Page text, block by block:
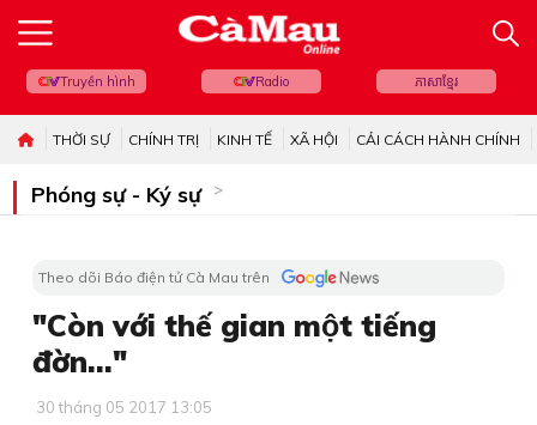
Truyền hình Radio ភាសាខ្មែរ
THỜI SỰ CHÍNH TRỊ KINH TẾ XÃ HỘI CẢI CÁCH HÀNH CHÍNH
Phóng sự - Ký sự
Theo dõi Báo điện tử Cà Mau trên
"Còn với thế gian một tiếng
đờn..."
30 tháng 05 2017 13:05